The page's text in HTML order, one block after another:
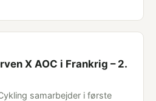
X AOC i Frankrig – 2.
samarbejder i første